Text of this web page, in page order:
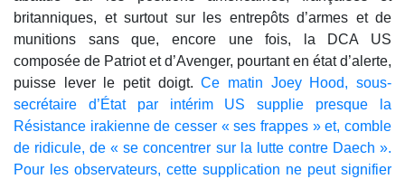
britanniques, et surtout sur les entrepôts d’armes et de
munitions sans que, encore une fois, la DCA US
composée de Patriot et d’Avenger, pourtant en état d’alerte,
puisse lever le petit doigt.Ce matin Joey Hood, sous-
secrétaire d’État par intérim US supplie presque la
Résistance irakienne de cesser « ses frappes » et, comble
de ridicule, de « se concentrer sur la lutte contre Daech ».
Pour les observateurs, cette supplication ne peut signifier